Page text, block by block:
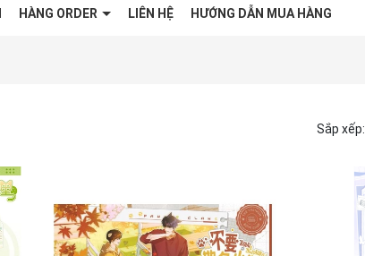
HÀNG ORDER LIÊN HỆ HƯỚNG DẪN MUA HÀNG
Sắp xếp: